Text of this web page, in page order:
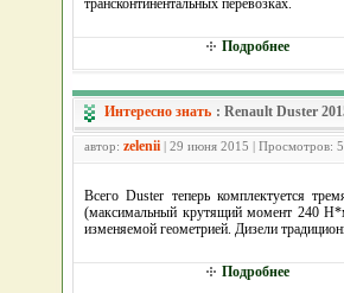
трансконтинентальных перевозках.
Подробнее
Интересно знать : Renault Duster
автор: zelenii | 29 июня 2015 | Просмотров:
Всего Duster теперь комплектуется
(максимальный крутящий момент 240 Н*м
изменяемой геометрией. Дизели
Подробнее